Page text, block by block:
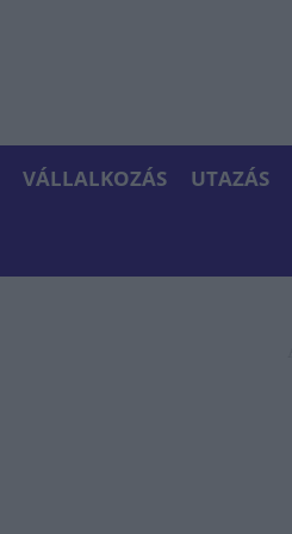
VÁLLALKOZÁS UTAZÁS